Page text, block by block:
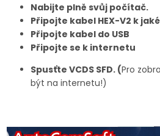
Nabijte plně svůj počítač.
Připojte kabel HEX-V2 k
Připojte kabel do USB
Připojte se k internetu
Spusťte VCDS SFD. (Pro
být na internetu!)